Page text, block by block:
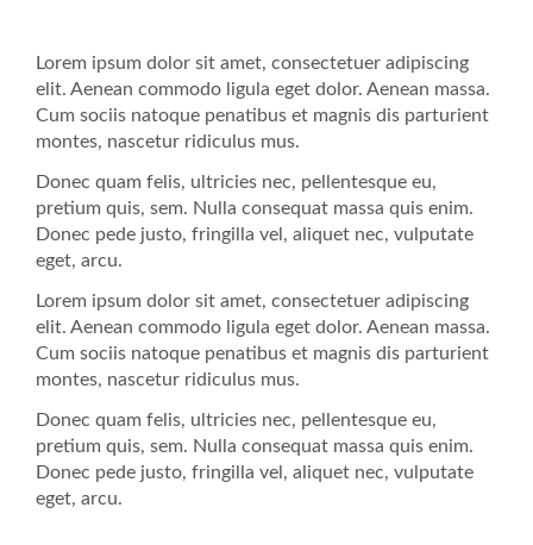
Lorem ipsum dolor sit amet, consectetuer adipiscing
elit. Aenean commodo ligula eget dolor. Aenean massa.
Cum sociis natoque penatibus et magnis dis parturient
montes, nascetur ridiculus mus.
Donec quam felis, ultricies nec, pellentesque eu,
pretium quis, sem. Nulla consequat massa quis enim.
Donec pede justo, fringilla vel, aliquet nec, vulputate
eget, arcu.
Lorem ipsum dolor sit amet, consectetuer adipiscing
elit. Aenean commodo ligula eget dolor. Aenean massa.
Cum sociis natoque penatibus et magnis dis parturient
montes, nascetur ridiculus mus.
Donec quam felis, ultricies nec, pellentesque eu,
pretium quis, sem. Nulla consequat massa quis enim.
Donec pede justo, fringilla vel, aliquet nec, vulputate
eget, arcu.